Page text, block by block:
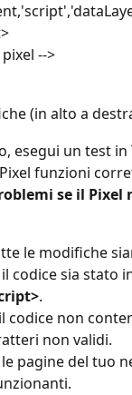
-->
(in alto a
esegui un test
funzioni
se il Pixel
le modifiche
codice sia stato
.
codice non
non validi.
pagine del tuo